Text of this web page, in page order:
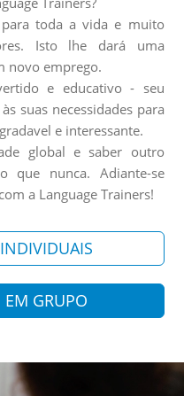
toda a vida e muito
Isto lhe dará uma
novo emprego.
e educativo - seu
suas necessidades para
e interessante.
global e saber outro
que nunca. Adiante-se
a Language Trainers!
GRUPO